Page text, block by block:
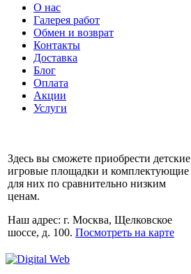
О нас
Галерея работ
Обмен и возврат
Контакты
Доставка
Блог
Оплата
Акции
Услуги
Здесь вы сможете приобрести детские
игровые площадки и комплектующие
для них по сравнительно низким
ценам.
Наш адрес: г. Москва, Щелковское
шоссе, д. 100. Посмотреть на карте